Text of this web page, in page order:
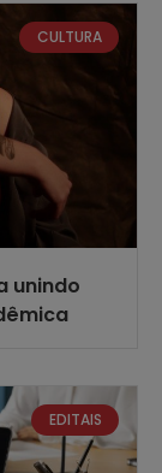
CULTURA
unindo
EDITAIS